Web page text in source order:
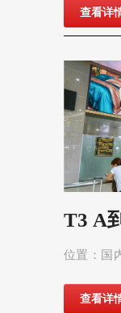
查看详
T3 A
位置：国
查看详